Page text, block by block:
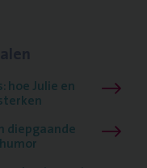
hoe Julie en
diepgaande